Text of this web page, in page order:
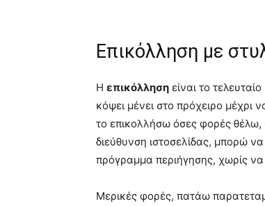
Επικόλληση με
Η επικόλληση είναι το
κόψει μένει στο πρόχειρο μέχρι
το επικολλήσω όσες φορές θέλω,
διεύθυνση ιστοσελίδας, μπορώ
πρόγραμμα περιήγησης, χωρίς
Μερικές φορές, πατάω